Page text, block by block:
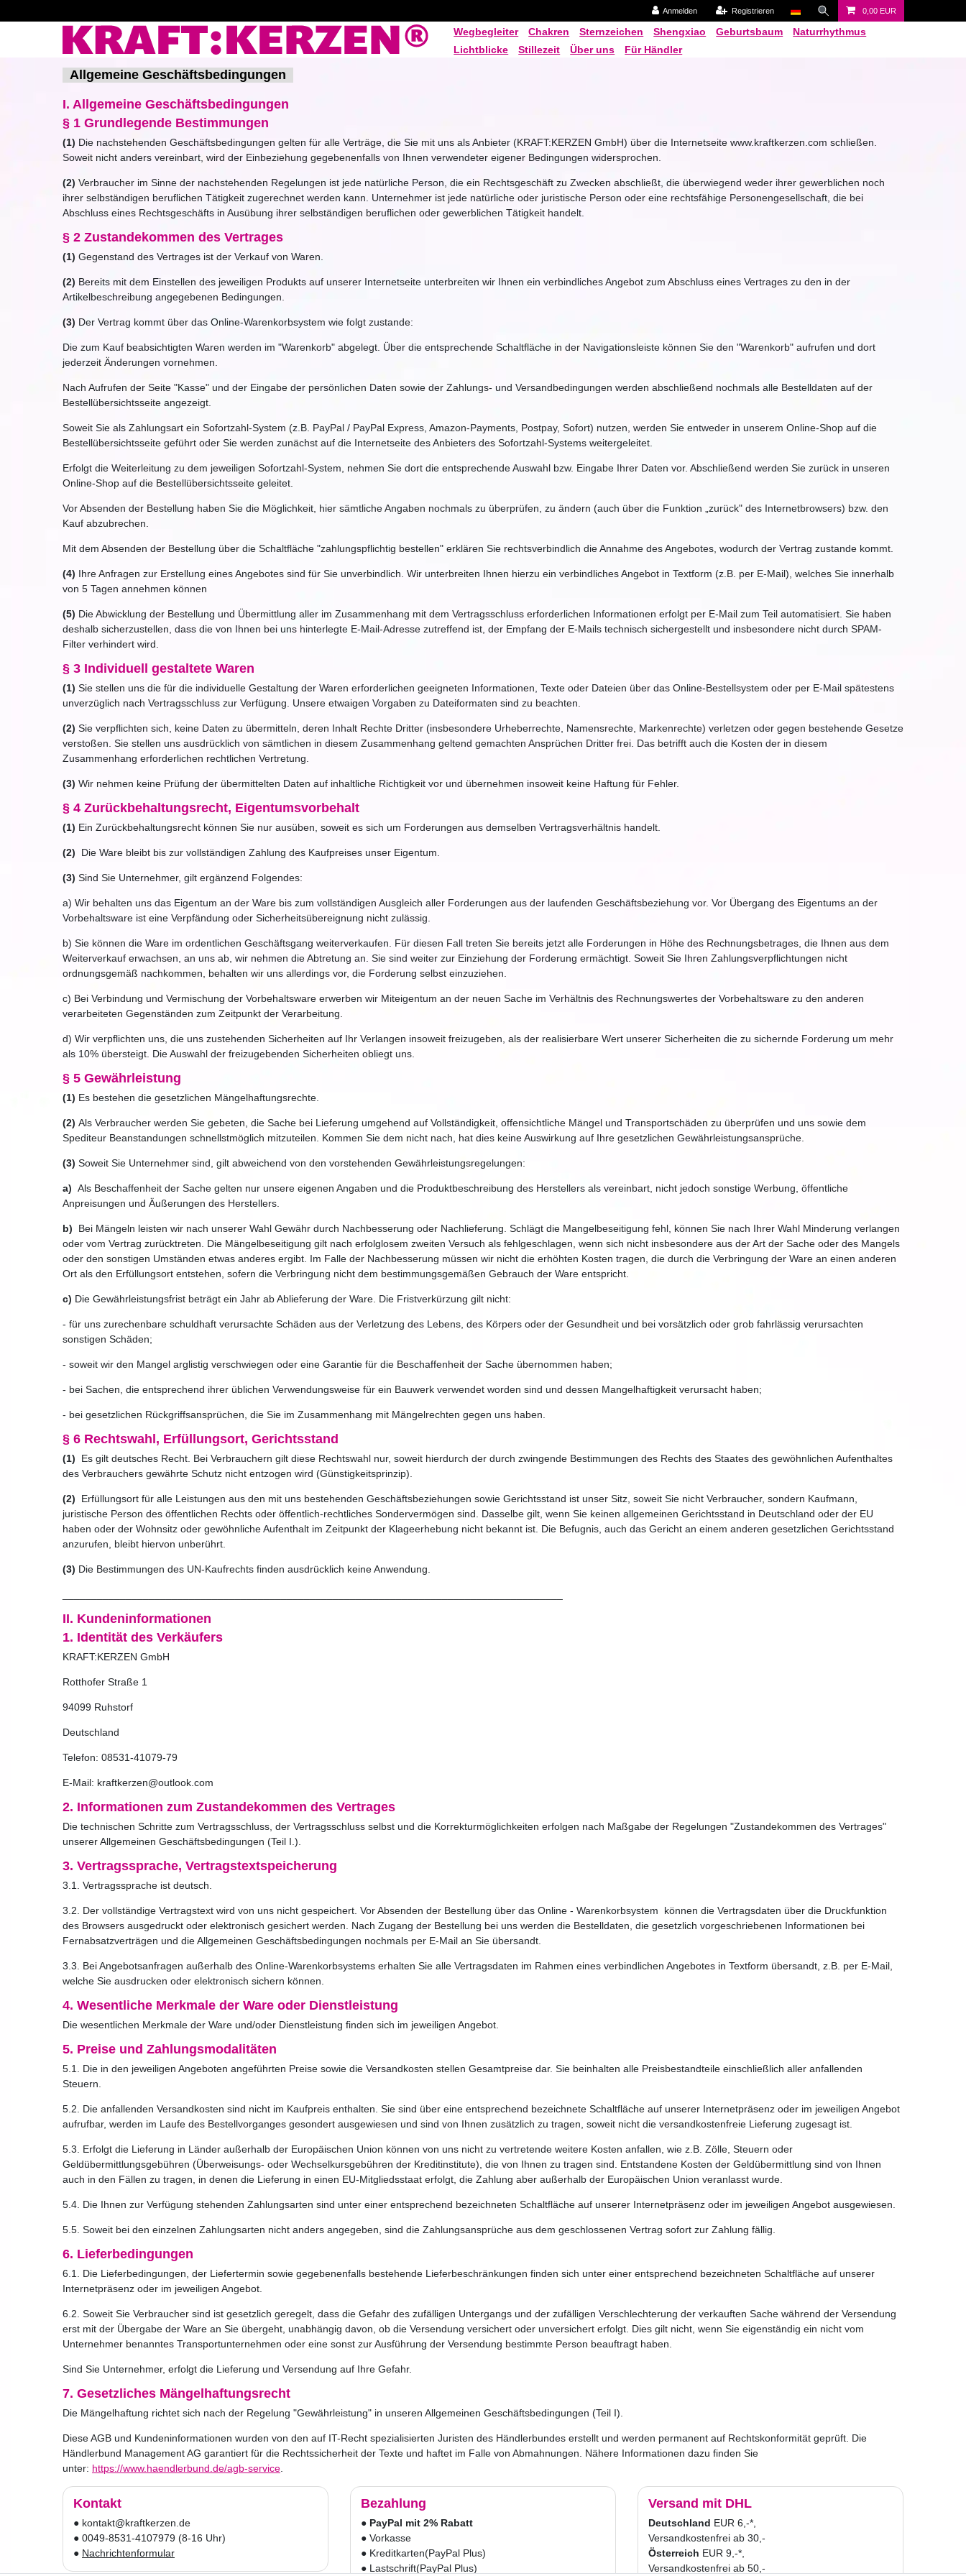
Anmelden Registrieren 0,00 EUR
Wegbegleiter Chakren Sternzeichen Shengxiao Geburtsbaum
Naturrhythmus
Lichtblicke
Stillezeit Über uns Für Händler
Allgemeine Geschäftsbedingungen
I. Allgemeine Geschäftsbedingungen
§ 1 Grundlegende Bestimmungen
(1) Die nachstehenden Geschäftsbedingungen gelten für alle Verträge, die Sie mit uns als Anbieter (KRAFT:KERZEN GmbH) über die Internetseite www.kraftkerzen.com schließen.
Soweit nicht anders vereinbart, wird der Einbeziehung gegebenenfalls von Ihnen verwendeter eigener Bedingungen widersprochen.
(2) Verbraucher im Sinne der nachstehenden Regelungen ist jede natürliche Person, die ein Rechtsgeschäft zu Zwecken abschließt, die überwiegend weder ihrer gewerblichen noch
ihrer selbständigen beruflichen Tätigkeit zugerechnet werden kann. Unternehmer ist jede natürliche oder juristische Person oder eine rechtsfähige Personengesellschaft, die bei
Abschluss eines Rechtsgeschäfts in Ausübung ihrer selbständigen beruflichen oder gewerblichen Tätigkeit handelt.
§ 2 Zustandekommen des Vertrages
(1) Gegenstand des Vertrages ist der Verkauf von Waren.
(2) Bereits mit dem Einstellen des jeweiligen Produkts auf unserer Internetseite unterbreiten wir Ihnen ein verbindliches Angebot zum Abschluss eines Vertrages zu den in der
Artikelbeschreibung angegebenen Bedingungen.
(3) Der Vertrag kommt über das Online-Warenkorbsystem wie folgt zustande:
Die zum Kauf beabsichtigten Waren werden im "Warenkorb" abgelegt. Über die entsprechende Schaltfläche in der Navigationsleiste können Sie den "Warenkorb" aufrufen und dort
jederzeit Änderungen vornehmen.
Nach Aufrufen der Seite "Kasse" und der Eingabe der persönlichen Daten sowie der Zahlungs- und Versandbedingungen werden abschließend nochmals alle Bestelldaten auf der
Bestellübersichtsseite angezeigt.
Soweit Sie als Zahlungsart ein Sofortzahl-System (z.B. PayPal / PayPal Express, Amazon-Payments, Postpay, Sofort) nutzen, werden Sie entweder in unserem Online-Shop auf die
Bestellübersichtsseite geführt oder Sie werden zunächst auf die Internetseite des Anbieters des Sofortzahl-Systems weitergeleitet.
Erfolgt die Weiterleitung zu dem jeweiligen Sofortzahl-System, nehmen Sie dort die entsprechende Auswahl bzw. Eingabe Ihrer Daten vor. Abschließend werden Sie zurück in unseren
Online-Shop auf die Bestellübersichtsseite geleitet.
Vor Absenden der Bestellung haben Sie die Möglichkeit, hier sämtliche Angaben nochmals zu überprüfen, zu ändern (auch über die Funktion „zurück" des Internetbrowsers) bzw. den
Kauf abzubrechen.
Mit dem Absenden der Bestellung über die Schaltfläche "zahlungspflichtig bestellen" erklären Sie rechtsverbindlich die Annahme des Angebotes, wodurch der Vertrag zustande kommt.
(4) Ihre Anfragen zur Erstellung eines Angebotes sind für Sie unverbindlich. Wir unterbreiten Ihnen hierzu ein verbindliches Angebot in Textform (z.B. per E-Mail), welches Sie innerhalb
von 5 Tagen annehmen können
(5) Die Abwicklung der Bestellung und Übermittlung aller im Zusammenhang mit dem Vertragsschluss erforderlichen Informationen erfolgt per E-Mail zum Teil automatisiert. Sie haben
deshalb sicherzustellen, dass die von Ihnen bei uns hinterlegte E-Mail-Adresse zutreffend ist, der Empfang der E-Mails technisch sichergestellt und insbesondere nicht durch SPAM-
Filter verhindert wird.
§ 3 Individuell gestaltete Waren
(1) Sie stellen uns die für die individuelle Gestaltung der Waren erforderlichen geeigneten Informationen, Texte oder Dateien über das Online-Bestellsystem oder per E-Mail spätestens
unverzüglich nach Vertragsschluss zur Verfügung. Unsere etwaigen Vorgaben zu Dateiformaten sind zu beachten.
(2) Sie verpflichten sich, keine Daten zu übermitteln, deren Inhalt Rechte Dritter (insbesondere Urheberrechte, Namensrechte, Markenrechte) verletzen oder gegen bestehende Gesetze
verstoßen. Sie stellen uns ausdrücklich von sämtlichen in diesem Zusammenhang geltend gemachten Ansprüchen Dritter frei. Das betrifft auch die Kosten der in diesem
Zusammenhang erforderlichen rechtlichen Vertretung.
(3) Wir nehmen keine Prüfung der übermittelten Daten auf inhaltliche Richtigkeit vor und übernehmen insoweit keine Haftung für Fehler.
§ 4 Zurückbehaltungsrecht, Eigentumsvorbehalt
(1) Ein Zurückbehaltungsrecht können Sie nur ausüben, soweit es sich um Forderungen aus demselben Vertragsverhältnis handelt.
(2) Die Ware bleibt bis zur vollständigen Zahlung des Kaufpreises unser Eigentum.
(3) Sind Sie Unternehmer, gilt ergänzend Folgendes:
a) Wir behalten uns das Eigentum an der Ware bis zum vollständigen Ausgleich aller Forderungen aus der laufenden Geschäftsbeziehung vor. Vor Übergang des Eigentums an der
Vorbehaltsware ist eine Verpfändung oder Sicherheitsübereignung nicht zulässig.
b) Sie können die Ware im ordentlichen Geschäftsgang weiterverkaufen. Für diesen Fall treten Sie bereits jetzt alle Forderungen in Höhe des Rechnungsbetrages, die Ihnen aus dem
Weiterverkauf erwachsen, an uns ab, wir nehmen die Abtretung an. Sie sind weiter zur Einziehung der Forderung ermächtigt. Soweit Sie Ihren Zahlungsverpflichtungen nicht
ordnungsgemäß nachkommen, behalten wir uns allerdings vor, die Forderung selbst einzuziehen.
c) Bei Verbindung und Vermischung der Vorbehaltsware erwerben wir Miteigentum an der neuen Sache im Verhältnis des Rechnungswertes der Vorbehaltsware zu den anderen
verarbeiteten Gegenständen zum Zeitpunkt der Verarbeitung.
d) Wir verpflichten uns, die uns zustehenden Sicherheiten auf Ihr Verlangen insoweit freizugeben, als der realisierbare Wert unserer Sicherheiten die zu sichernde Forderung um mehr
als 10% übersteigt. Die Auswahl der freizugebenden Sicherheiten obliegt uns.
§ 5 Gewährleistung
(1) Es bestehen die gesetzlichen Mängelhaftungsrechte.
(2) Als Verbraucher werden Sie gebeten, die Sache bei Lieferung umgehend auf Vollständigkeit, offensichtliche Mängel und Transportschäden zu überprüfen und uns sowie dem
Spediteur Beanstandungen schnellstmöglich mitzuteilen. Kommen Sie dem nicht nach, hat dies keine Auswirkung auf Ihre gesetzlichen Gewährleistungsansprüche.
(3) Soweit Sie Unternehmer sind, gilt abweichend von den vorstehenden Gewährleistungsregelungen:
a) Als Beschaffenheit der Sache gelten nur unsere eigenen Angaben und die Produktbeschreibung des Herstellers als vereinbart, nicht jedoch sonstige Werbung, öffentliche
Anpreisungen und Äußerungen des Herstellers.
b) Bei Mängeln leisten wir nach unserer Wahl Gewähr durch Nachbesserung oder Nachlieferung. Schlägt die Mangelbeseitigung fehl, können Sie nach Ihrer Wahl Minderung verlangen
oder vom Vertrag zurücktreten. Die Mängelbeseitigung gilt nach erfolglosem zweiten Versuch als fehlgeschlagen, wenn sich nicht insbesondere aus der Art der Sache oder des Mangels
oder den sonstigen Umständen etwas anderes ergibt. Im Falle der Nachbesserung müssen wir nicht die erhöhten Kosten tragen, die durch die Verbringung der Ware an einen anderen
Ort als den Erfüllungsort entstehen, sofern die Verbringung nicht dem bestimmungsgemäßen Gebrauch der Ware entspricht.
c) Die Gewährleistungsfrist beträgt ein Jahr ab Ablieferung der Ware. Die Fristverkürzung gilt nicht:
- für uns zurechenbare schuldhaft verursachte Schäden aus der Verletzung des Lebens, des Körpers oder der Gesundheit und bei vorsätzlich oder grob fahrlässig verursachten
sonstigen Schäden;
- soweit wir den Mangel arglistig verschwiegen oder eine Garantie für die Beschaffenheit der Sache übernommen haben;
- bei Sachen, die entsprechend ihrer üblichen Verwendungsweise für ein Bauwerk verwendet worden sind und dessen Mangelhaftigkeit verursacht haben;
- bei gesetzlichen Rückgriffsansprüchen, die Sie im Zusammenhang mit Mängelrechten gegen uns haben.
§ 6 Rechtswahl, Erfüllungsort, Gerichtsstand
(1)
Es gilt deutsches Recht. Bei Verbrauchern gilt diese Rechtswahl nur, soweit hierdurch der durch zwingende Bestimmungen des Rechts des Staates des gewöhnlichen Aufenthaltes
des Verbrauchers gewährte Schutz nicht entzogen wird (Günstigkeitsprinzip).
(2) Erfüllungsort für alle Leistungen aus den mit uns bestehenden Geschäftsbeziehungen sowie Gerichtsstand ist unser Sitz, soweit Sie nicht Verbraucher, sondern Kaufmann,
juristische Person des öffentlichen Rechts oder öffentlich-rechtliches Sondervermögen sind. Dasselbe gilt, wenn Sie keinen allgemeinen Gerichtsstand in Deutschland oder der EU
haben oder der Wohnsitz oder gewöhnliche Aufenthalt im Zeitpunkt der Klageerhebung nicht bekannt ist. Die Befugnis, auch das Gericht an einem anderen gesetzlichen Gerichtsstand
anzurufen, bleibt hiervon unberührt.
(3) Die Bestimmungen des UN-Kaufrechts finden ausdrücklich keine Anwendung.
II. Kundeninformationen
1. Identität des Verkäufers
KRAFT:KERZEN GmbH
Rotthofer Straße 1
94099 Ruhstorf
Deutschland
Telefon: 08531-41079-79
E-Mail: kraftkerzen@outlook.com
2. Informationen zum Zustandekommen des Vertrages
Die technischen Schritte zum Vertragsschluss, der Vertragsschluss selbst und die Korrekturmöglichkeiten erfolgen nach Maßgabe der Regelungen "Zustandekommen des Vertrages"
unserer Allgemeinen Geschäftsbedingungen (Teil I.).
3. Vertragssprache, Vertragstextspeicherung
3.1. Vertragssprache ist deutsch.
3.2. Der vollständige Vertragstext wird von uns nicht gespeichert. Vor Absenden der Bestellung über das Online - Warenkorbsystem können die Vertragsdaten über die Druckfunktion
des Browsers ausgedruckt oder elektronisch gesichert werden. Nach Zugang der Bestellung bei uns werden die Bestelldaten, die gesetzlich vorgeschriebenen Informationen bei
Fernabsatzverträgen und die Allgemeinen Geschäftsbedingungen nochmals per E-Mail an Sie übersandt.
3.3. Bei Angebotsanfragen außerhalb des Online-Warenkorbsystems erhalten Sie alle Vertragsdaten im Rahmen eines verbindlichen Angebotes in Textform übersandt, z.B. per E-Mail,
welche Sie ausdrucken oder elektronisch sichern können.
4. Wesentliche Merkmale der Ware oder Dienstleistung
Die wesentlichen Merkmale der Ware und/oder Dienstleistung finden sich im jeweiligen Angebot.
5. Preise und Zahlungsmodalitäten
5.1. Die in den jeweiligen Angeboten angeführten Preise sowie die Versandkosten stellen Gesamtpreise dar. Sie beinhalten alle Preisbestandteile einschließlich aller anfallenden
Steuern.
5.2. Die anfallenden Versandkosten sind nicht im Kaufpreis enthalten. Sie sind über eine entsprechend bezeichnete Schaltfläche auf unserer Internetpräsenz oder im jeweiligen Angebot
aufrufbar, werden im Laufe des Bestellvorganges gesondert ausgewiesen und sind von Ihnen zusätzlich zu tragen, soweit nicht die versandkostenfreie Lieferung zugesagt ist.
5.3. Erfolgt die Lieferung in Länder außerhalb der Europäischen Union können von uns nicht zu vertretende weitere Kosten anfallen, wie z.B. Zölle, Steuern oder
Geldübermittlungsgebühren (Überweisungs- oder Wechselkursgebühren der Kreditinstitute), die von Ihnen zu tragen sind. Entstandene Kosten der Geldübermittlung sind von Ihnen
auch in den Fällen zu tragen, in denen die Lieferung in einen EU-Mitgliedsstaat erfolgt, die Zahlung aber außerhalb der Europäischen Union veranlasst wurde.
5.4. Die Ihnen zur Verfügung stehenden Zahlungsarten sind unter einer entsprechend bezeichneten Schaltfläche auf unserer Internetpräsenz oder im jeweiligen Angebot ausgewiesen.
5.5. Soweit bei den einzelnen Zahlungsarten nicht anders angegeben, sind die Zahlungsansprüche aus dem geschlossenen Vertrag sofort zur Zahlung fällig.
6. Lieferbedingungen
6.1. Die Lieferbedingungen, der Liefertermin sowie gegebenenfalls bestehende Lieferbeschränkungen finden sich unter einer entsprechend bezeichneten Schaltfläche auf unserer
Internetpräsenz oder im jeweiligen Angebot.
6.2. Soweit Sie Verbraucher sind ist gesetzlich geregelt, dass die Gefahr des zufälligen Untergangs und der zufälligen Verschlechterung der verkauften Sache während der Versendung
erst mit der Übergabe der Ware an Sie übergeht, unabhängig davon, ob die Versendung versichert oder unversichert erfolgt. Dies gilt nicht, wenn Sie eigenständig ein nicht vom
Unternehmer benanntes Transportunternehmen oder eine sonst zur Ausführung der Versendung bestimmte Person beauftragt haben.
Sind Sie Unternehmer, erfolgt die Lieferung und Versendung auf Ihre Gefahr.
7. Gesetzliches Mängelhaftungsrecht
Die Mängelhaftung richtet sich nach der Regelung "Gewährleistung" in unseren Allgemeinen Geschäftsbedingungen (Teil I).
Diese AGB und Kundeninformationen wurden von den auf IT-Recht spezialisierten Juristen des Händlerbundes erstellt und werden permanent auf Rechtskonformität geprüft. Die
Händlerbund Management AG garantiert für die Rechtssicherheit der Texte und haftet im Falle von Abmahnungen. Nähere Informationen dazu finden Sie
unter: https://www.haendlerbund.de/agb-service
Kontakt
● kontakt@kraftkerzen.de
● 0049-8531-4107979 (8-16 Uhr)
● Nachrichtenformular
Bezahlung
● PayPal mit 2% Rabatt
● Vorkasse
● Kreditkarten(PayPal Plus)
● Lastschrift(PayPal Plus)
Versand mit DHL
Deutschland EUR 6,-*,
Versandkostenfrei ab 30,-
Österreich EUR 9,-*,
Versandkostenfrei ab 50,-